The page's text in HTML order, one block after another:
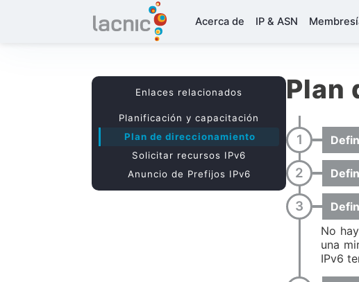
Acerca de IP & ASN
Plan
No
una
IPv6
Enlaces relacionados
Planificación y capacitación
Plan de direccionamiento
Solicitar recursos IPv6
Anuncio de Prefijos IPv6